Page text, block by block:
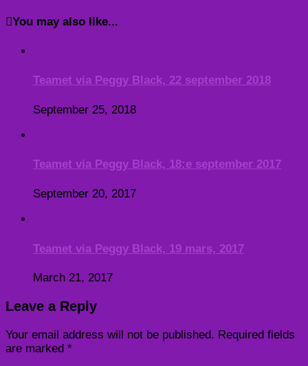
You may also like...
Teamet via Peggy Black, 22 september 2018
September 25, 2018
Teamet via Peggy Black, 18:e september 2017
September 20, 2017
Teamet via Peggy Black, 19 mars, 2017
March 21, 2017
Leave a Reply
Your email address will not be published. Required fields
are marked *